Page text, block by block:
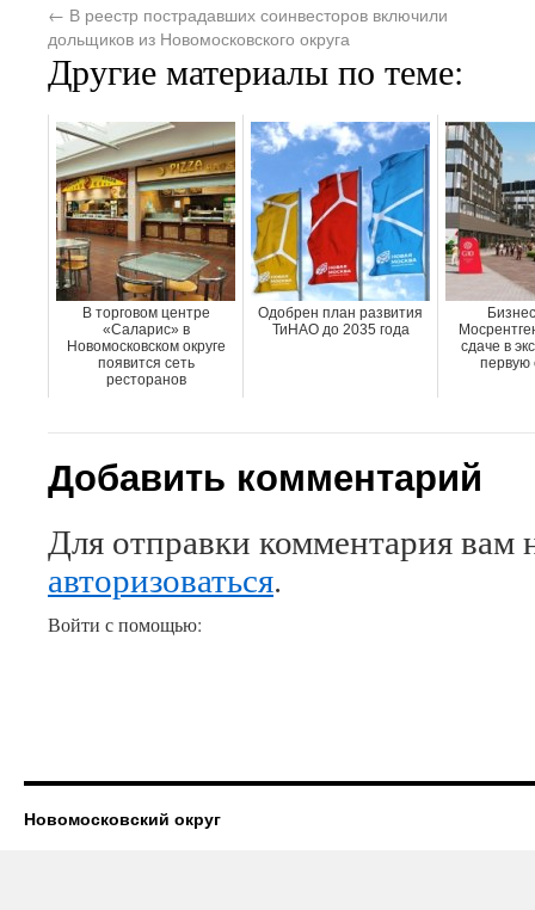
← В реестр пострадавших соинвесторов включили
дольщиков из Новомосковского округа
Другие материалы по теме:
В торговом центре
«Саларис» в
Новомосковском округе
появится сеть
ресторанов
Одобрен план развития
ТиНАО до 2035 года
сдаче в
первую
Добавить комментарий
Для отправки комментария вам
авторизоваться.
Войти с помощью:
Новомосковский округ